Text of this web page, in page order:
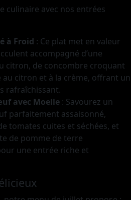
culinaire avec nos entrées
à Froid : Ce plat met en valeur
accompagné d’une
citron, de concombre croquant
au citron et à la crème, offrant un
rafraîchissant.
avec Moelle : Savourez un
parfaitement assaisonné,
tomates cuites et séchées, et
de pomme de terre
une entrée riche et